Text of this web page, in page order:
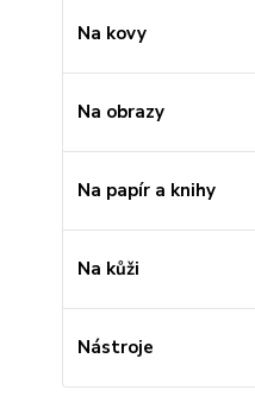
Na kovy
Na obrazy
Na papír a knihy
Na kůži
Nástroje